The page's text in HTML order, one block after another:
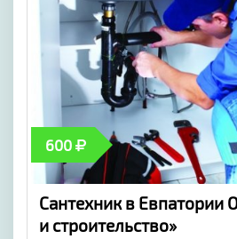
600
Сантехник в Евпатории
и строительство»